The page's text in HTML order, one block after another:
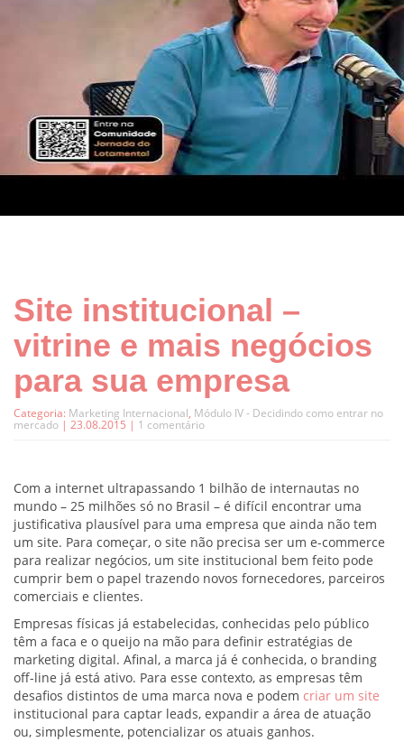
Site institucional –
vitrine e mais negócios
para sua empresa
Categoria: Marketing Internacional, Módulo IV - Decidindo como entrar no
mercado | 23.08.2015 | 1 comentário
Com a internet ultrapassando 1 bilhão de internautas no
mundo – 25 milhões só no Brasil – é difícil encontrar uma
justificativa plausível para uma empresa que ainda não tem
um site. Para começar, o site não precisa ser um e-commerce
para realizar negócios, um site institucional bem feito pode
cumprir bem o papel trazendo novos fornecedores, parceiros
comerciais e clientes.
Empresas físicas já estabelecidas, conhecidas pelo público
têm a faca e o queijo na mão para definir estratégias de
marketing digital. Afinal, a marca já é conhecida, o branding
off-line já está ativo. Para esse contexto, as empresas têm
desafios distintos de uma marca nova e podem criar um site
institucional para captar leads, expandir a área de atuação
ou, simplesmente, potencializar os atuais ganhos.